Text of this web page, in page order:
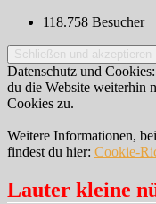
118.758 Besucher
Datenschutz und
du die Website weiterhin
Cookies zu.
Weitere Informationen,
findest du hier: Cookie-
Lauter kleine